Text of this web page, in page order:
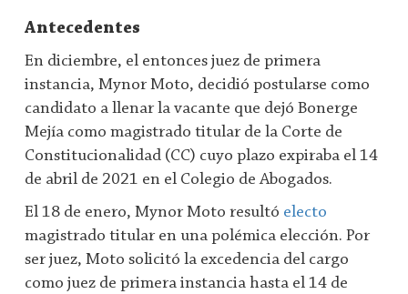
Antecedentes
En diciembre, el entonces juez de primera
instancia, Mynor Moto, decidió postularse como
candidato a llenar la vacante que dejó Bonerge
Mejía como magistrado titular de la Corte de
Constitucionalidad (CC) cuyo plazo expiraba el 14
de abril de 2021 en el Colegio de Abogados.
El 18 de enero, Mynor Moto resultó electo
magistrado titular en una polémica elección. Por
ser juez, Moto solicitó la excedencia del cargo
como juez de primera instancia hasta el 14 de